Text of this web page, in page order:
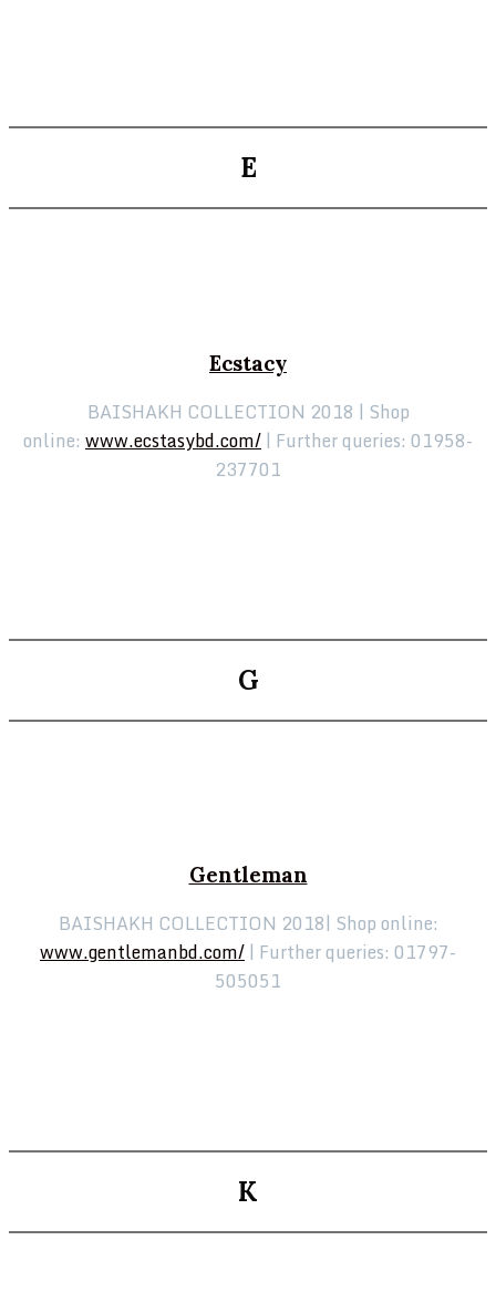
E
Ecstacy
BAISHAKH COLLECTION 2018 | Shop
online: www.ecstasybd.com/| Further queries: 01958-
237701
G
Gentleman
BAISHAKH COLLECTION 2018| Shop online:
www.gentlemanbd.com/| Further queries: 01797-
505051
K